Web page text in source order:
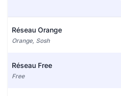
Réseau Orange
Orange, Sosh
Réseau Free
Free